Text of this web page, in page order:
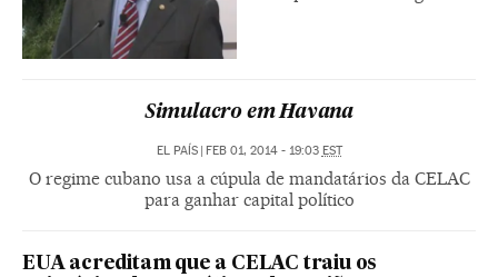
Simulacro em Havana
EL PAÍS | FEB 01, 2014 - 19:03 EST
O regime cubano usa a cúpula de mandatários da CELAC
para ganhar capital político
EUA acreditam que a CELAC traiu os